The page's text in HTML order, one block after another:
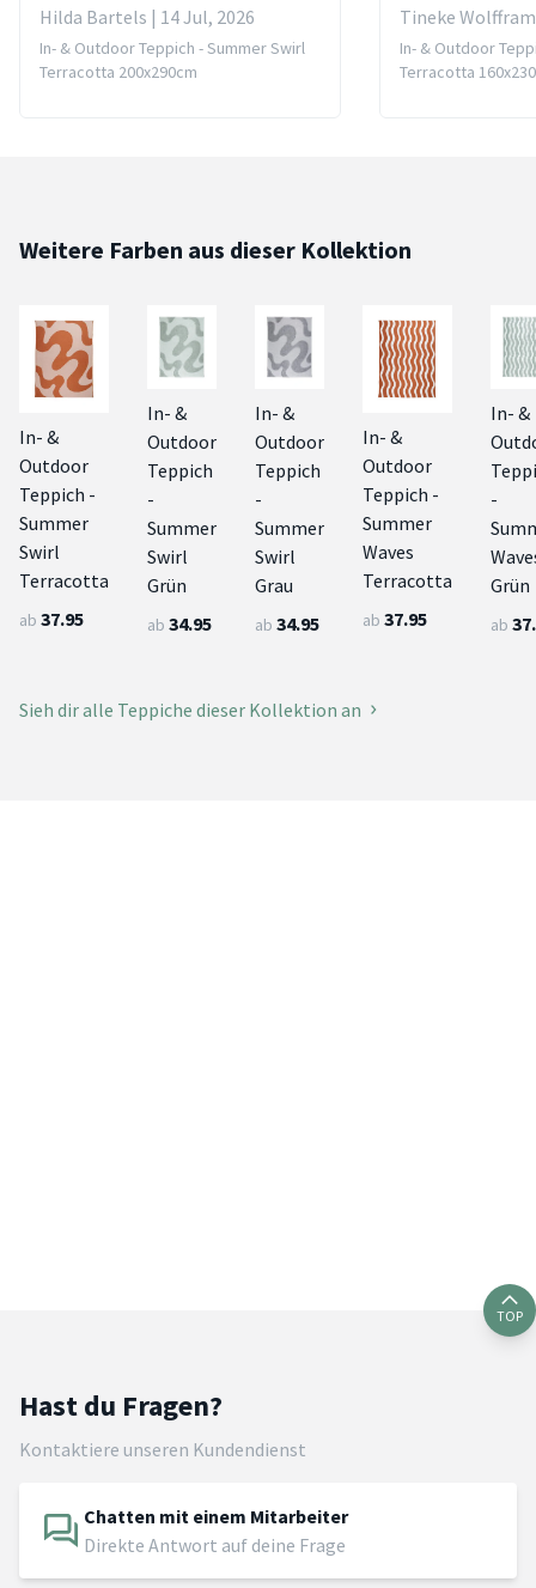
Hilda Bartels | 14 Jul, 2026
In- & Outdoor Teppich - Summer Swirl
Terracotta 200x290cm
Tineke
In- & Outdoor
Terracotta
Weitere Farben aus dieser Kollektion
In- &
Outdoor
Teppich -
Summer
Swirl
Terracotta
ab 37.95
In- &
Outdoor
Teppich
-
Summer
Swirl
Grün
ab 34.95
In- &
Outdoor
Teppich
-
Summer
Swirl
Grau
ab 34.95
In- &
Outdoor
Teppich -
Summer
Waves
Terracotta
ab 37.95
In- &
-
Grün
ab
Sieh dir alle Teppiche dieser Kollektion an
TOP
Hast du Fragen?
Kontaktiere unseren Kundendienst
Chatten mit einem Mitarbeiter
Direkte Antwort auf deine Frage